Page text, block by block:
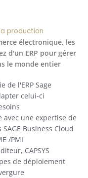
production
électronique, les
d'un ERP pour gérer
le monde entier
de l'ERP Sage
celui-ci
une expertise de
Business Cloud
/PMI
CAPSYS
de déploiement